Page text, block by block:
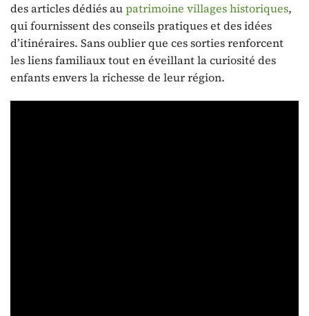
des articles dédiés aupatrimoine villages historiques,
qui fournissent des conseils pratiques et des idées
d’itinéraires. Sans oublier que ces sorties renforcent
les liens familiaux tout en éveillant la curiosité des
enfants envers la richesse de leur région.